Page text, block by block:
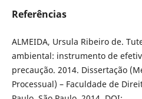
Referências
ALMEIDA, Ursula Ribeiro de.
ambiental: instrumento de
precaução. 2014. Dissertação
Processual) – Faculdade de